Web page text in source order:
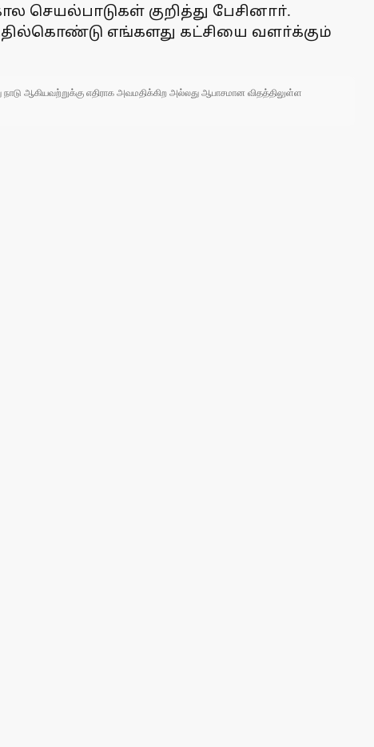
செயல்பாடுகள் குறித்து பேசினாா்.
எங்களது கட்சியை வளா்க்கும்
ஆகியவற்றுக்கு எதிராக அவமதிக்கிற அல்லது ஆபாசமான விதத்திலுள்ள